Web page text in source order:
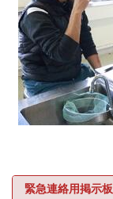
緊急連絡用掲示板